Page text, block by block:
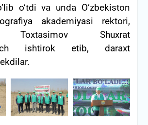
o’tdi va unda O’zbekiston
akademiyasi rektori,
Toxtasimov Shuxrat
ishtirok etib, daraxt